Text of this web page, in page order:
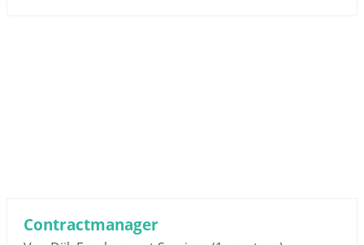
Contractmanager